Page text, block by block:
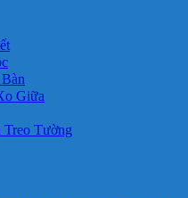
Giữa
Tường